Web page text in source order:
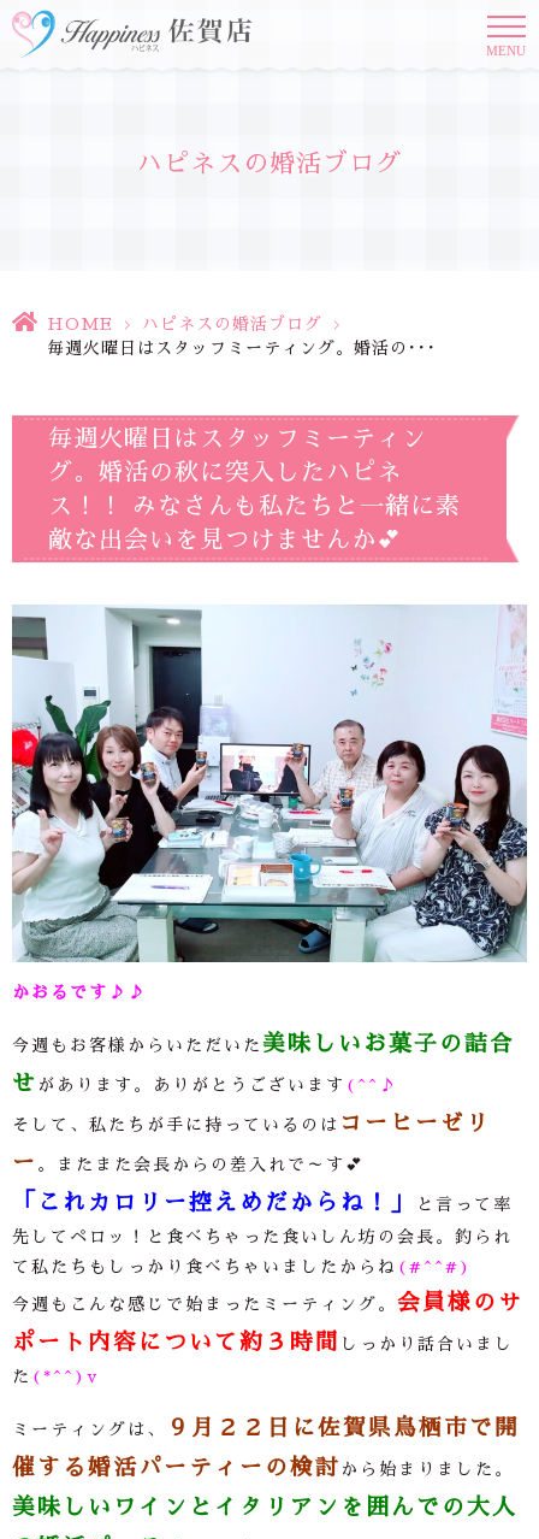
MENU
ハピネスの婚活ブログ
HOME > ハピネスの婚活ブログ
>
毎週火曜日はスタッフミーティング。婚活の･･･
毎週火曜日はスタッフミーティン
グ。婚活の秋に突入したハピネ
ス！！ みなさんも私たちと一緒に素
敵な出会いを見つけませんか💕
かおるです♪♪
今週もお客様からいただいた 美味しいお菓子の詰合
せ があります。ありがとうございます (^^♪
そして、私たちが手に持っているのは コーヒーゼリ
ー 。またまた会長からの差入れで～す💕
「これカロリー控えめだからね！」
と言って率
先してペロッ！と食べちゃった食いしん坊の会長。釣られ
て私たちもしっかり食べちゃいましたからね (#^^#)
今週もこんな感じで始まったミーティング。 会員様のサ
ポート内容について約３時間
しっかり話合いまし
た (*^^)v
ミーティングは、
９月２２日に佐賀県鳥栖市で開
催する婚活パーティーの検討 から始まりました。
美味しいワインとイタリアンを囲んでの大人